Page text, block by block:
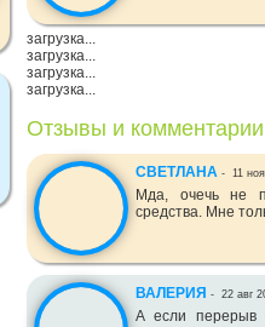
загрузка...
загрузка...
загрузка...
загрузка...
Отзывы и комментарии
СВЕТЛАНА - 11
Мда, очечь не
средства. Мне
ВАЛЕРИЯ - 22 авг
А если перерыв